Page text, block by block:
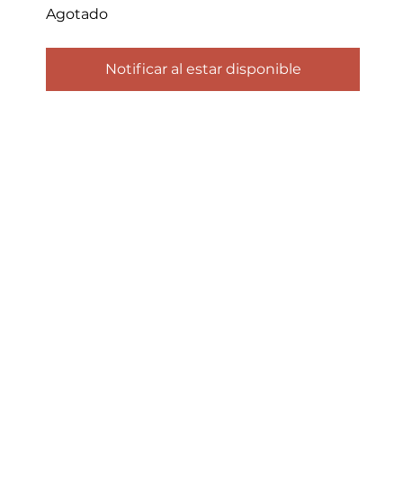
Agotado
Notificar al estar disponible